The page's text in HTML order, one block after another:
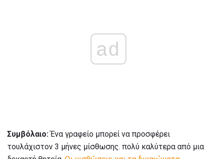
ad
Συμβόλαιο:Ένα γραφείο μπορεί να προσφέρει
τουλάχιστον 3 μήνες μίσθωσης. πολύ καλύτερα από μια